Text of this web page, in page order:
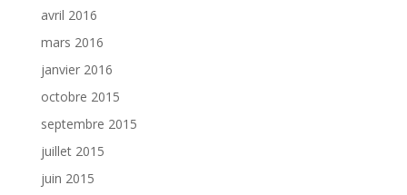
avril 2016
mars 2016
janvier 2016
octobre 2015
septembre 2015
juillet 2015
juin 2015